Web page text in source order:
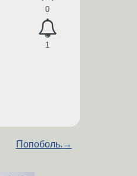
0
1
Попоболь. →